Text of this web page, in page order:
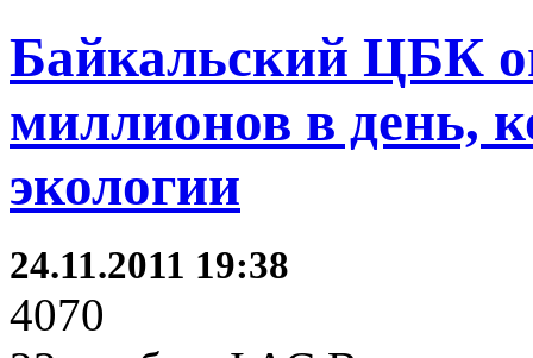
Байкальский ЦБК
миллионов в день,
экологии
24.11.2011 19:38
4070